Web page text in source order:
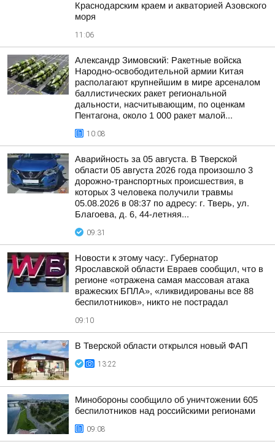
Краснодарским краем и акваторией Азовского
моря
11:06
Александр Зимовский: Ракетные войска
Народно-освободительной армии Китая
располагают крупнейшим в мире арсеналом
баллистических ракет региональной
дальности, насчитывающим, по оценкам
Пентагона, около 1 000 ракет малой...
10:08
Аварийность за 05 августа. В Тверской
области 05 августа 2026 года произошло 3
дорожно-транспортных происшествия, в
которых 3 человека получили травмы
05.08.2026 в 08:37 по адресу: г. Тверь, ул.
Благоева, д. 6, 44-летняя...
09:31
Новости к этому часу:. Губернатор
Ярославской области Евраев сообщил, что в
регионе «отражена самая массовая атака
вражеских БПЛА», «ликвидированы все 88
беспилотников», никто не пострадал
09:10
В Тверской области открылся новый ФАП
13:22
Минобороны сообщило об уничтожении 605
беспилотников над российскими регионами
09:08